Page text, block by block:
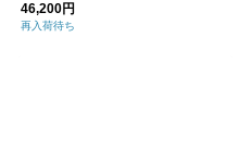
46,200円
再入荷待ち